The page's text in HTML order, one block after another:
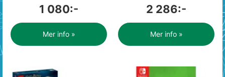
1 080:-
Mer info »
2 286:-
Mer info »